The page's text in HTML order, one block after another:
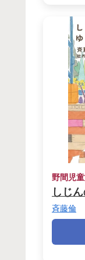
野間児
しじ
斉藤倫